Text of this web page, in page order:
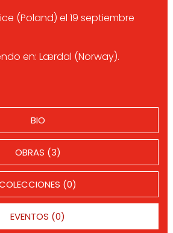
(Poland) el 19 septiembre
en: Lærdal (Norway).
BIO
OBRAS (3)
(0)
EVENTOS (0)